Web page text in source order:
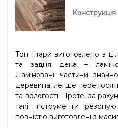
Топ гітари виготовлено з
та задня дека –
Ламіновані частини
деревина, легше
та вологості. Проте, за
такі інструменти
повністю виготовлені з